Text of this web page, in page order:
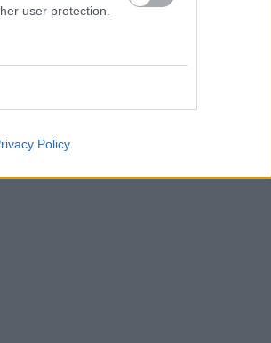
user protection.
Policy
Οι παραλίες όμως που αγαπούν
είναι οι εξής: